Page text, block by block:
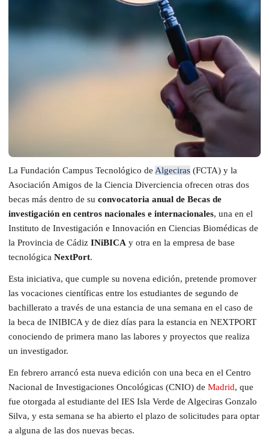
La Fundación Campus Tecnológico de Algeciras (FCTA) y la
Asociación Amigos de la Ciencia Diverciencia ofrecen otras dos
becas más dentro de su convocatoria anual de Becas de
investigación en centros nacionales e internacionales, una en el
Instituto de Investigación e Innovación en Ciencias Biomédicas de
la Provincia de Cádiz INiBICA y otra en la empresa de base
tecnológica NextPort.
Esta iniciativa, que cumple su novena edición, pretende promover
las vocaciones científicas entre los estudiantes de segundo de
bachillerato a través de una estancia de una semana en el caso de
la beca de INIBICA y de diez días para la estancia en NEXTPORT
conociendo de primera mano las labores y proyectos que realiza
un investigador.
En febrero arrancó esta nueva edición con una beca en el Centro
Nacional de Investigaciones Oncológicas (CNIO) de Madrid, que
fue otorgada al estudiante del IES Isla Verde de Algeciras Gonzalo
Silva, y esta semana se ha abierto el plazo de solicitudes para optar
a alguna de las dos nuevas becas.